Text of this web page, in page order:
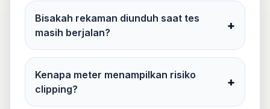
Bisakah rekaman diunduh saat tes
masih berjalan?
+
Kenapa meter menampilkan risiko
clipping?
+